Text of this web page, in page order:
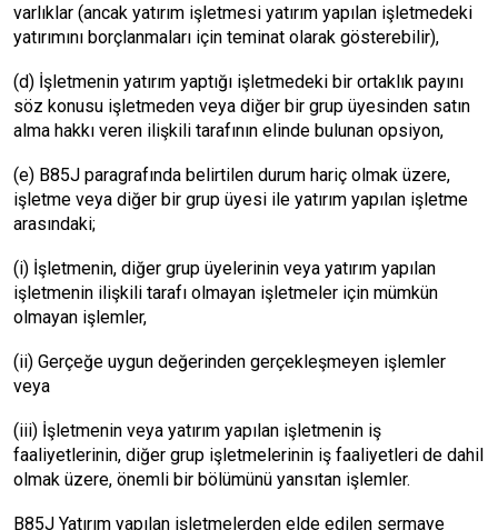
varlıklar (ancak yatırım işletmesi yatırım yapılan işletmedeki
yatırımını borçlanmaları için teminat olarak gösterebilir),
(d) İşletmenin yatırım yaptığı işletmedeki bir ortaklık payını
söz konusu işletmeden veya diğer bir grup üyesinden satın
alma hakkı veren ilişkili tarafının elinde bulunan opsiyon,
(e) B85J paragrafında belirtilen durum hariç olmak üzere,
işletme veya diğer bir grup üyesi ile yatırım yapılan işletme
arasındaki;
(i) İşletmenin, diğer grup üyelerinin veya yatırım yapılan
işletmenin ilişkili tarafı olmayan işletmeler için mümkün
olmayan işlemler,
(ii) Gerçeğe uygun değerinden gerçekleşmeyen işlemler
veya
(iii) İşletmenin veya yatırım yapılan işletmenin iş
faaliyetlerinin, diğer grup işletmelerinin iş faaliyetleri de dahil
olmak üzere, önemli bir bölümünü yansıtan işlemler.
B85J Yatırım yapılan işletmelerden elde edilen sermaye